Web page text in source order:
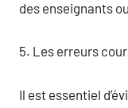
des enseignants
5. Les erreurs
Il est essentiel